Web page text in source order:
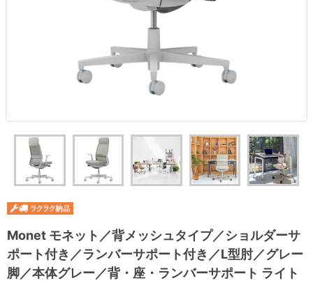
Monet モネット／背メッシュタイプ／ショルダーサ
ポート付き／ランバーサポート付き／L型肘／グレー
脚／本体グレー／背・座・ランバーサポート ライト